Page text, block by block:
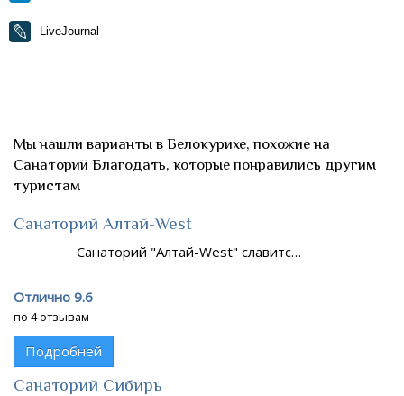
LiveJournal
Мы нашли варианты в Белокурихе, похожие на
Санаторий Благодать, которые понравились другим
туристам
Санаторий Алтай-West
Санаторий "Алтай-West" славитс…
Отлично 9.6
по 4 отзывам
Подробней
Санаторий Сибирь